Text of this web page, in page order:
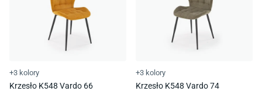
+3 kolory
Krzesło K548 Vardo 66
+3 kolory
Krzesło K548 Vardo 74